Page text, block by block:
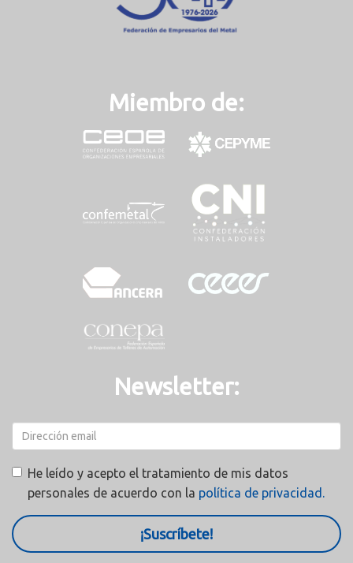
Miembro de:
Newsletter:
He leído y acepto el tratamiento de mis datos
personales de acuerdo con la política de privacidad.
¡Suscríbete!